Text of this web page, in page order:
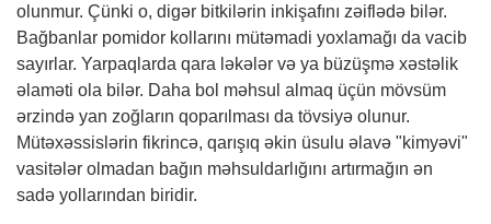
olunmur. Çünki o, digər bitkilərin inkişafını zəiflədə bilər.
Bağbanlar pomidor kollarını mütəmadi yoxlamağı da vacib
sayırlar. Yarpaqlarda qara ləkələr və ya büzüşmə xəstəlik
əlaməti ola bilər. Daha bol məhsul almaq üçün mövsüm
ərzində yan zoğların qoparılması da tövsiyə olunur.
Mütəxəssislərin fikrincə, qarışıq əkin üsulu əlavə "kimyəvi"
vasitələr olmadan bağın məhsuldarlığını artırmağın ən
sadə yollarından biridir.